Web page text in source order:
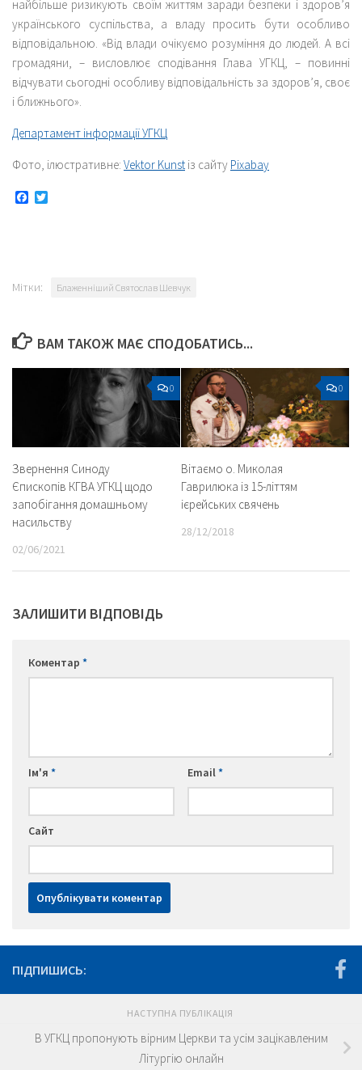
найбільше ризикують своїм життям заради безпеки і здоров’я
українського суспільства, а владу просить бути особливо
відповідальною. «Від влади очікуємо розуміння до людей. А всі
громадяни, – висловлює сподівання Глава УГКЦ, – повинні
відчувати сьогодні особливу відповідальність за здоров’я, своє
і ближнього».
Департамент інформації УГКЦ
Фото, ілюстративне: Vektor Kunst із сайту Pixabay
Facebook
Мітки: Блаженніший Святослав Шевчук
ВАМ ТАКОЖ МАЄ СПОДОБАТИСЬ...
0
Звернення Синоду
Єпископів КГВА УГКЦ щодо
запобігання домашньому
насильству
02/06/2021
0
Вітаємо о. Миколая
Гаврилюка із 15-літтям
ієрейських свячень
28/12/2018
ЗАЛИШИТИ ВІДПОВІДЬ
Коментар *
Ім'я * Email*
Сайт
ПІДПИШИСЬ:
НАСТУПНА ПУБЛІКАЦІЯ
В УГКЦ пропонують вірним Церкви та усім зацікавленим
Літургію онлайн